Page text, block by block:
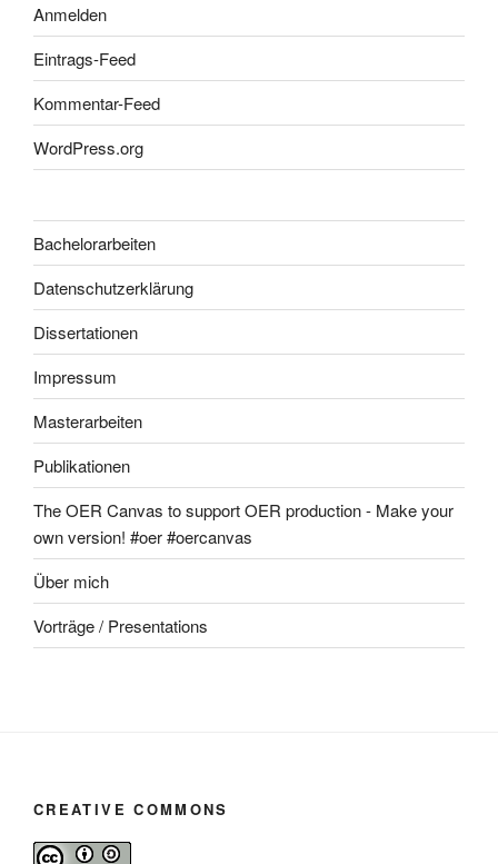
Anmelden
Eintrags-Feed
Kommentar-Feed
WordPress.org
Bachelorarbeiten
Datenschutzerklärung
Dissertationen
Impressum
Masterarbeiten
Publikationen
The OER Canvas to support OER production - Make your
own version! #oer #oercanvas
Über mich
Vorträge / Presentations
CREATIVE COMMONS